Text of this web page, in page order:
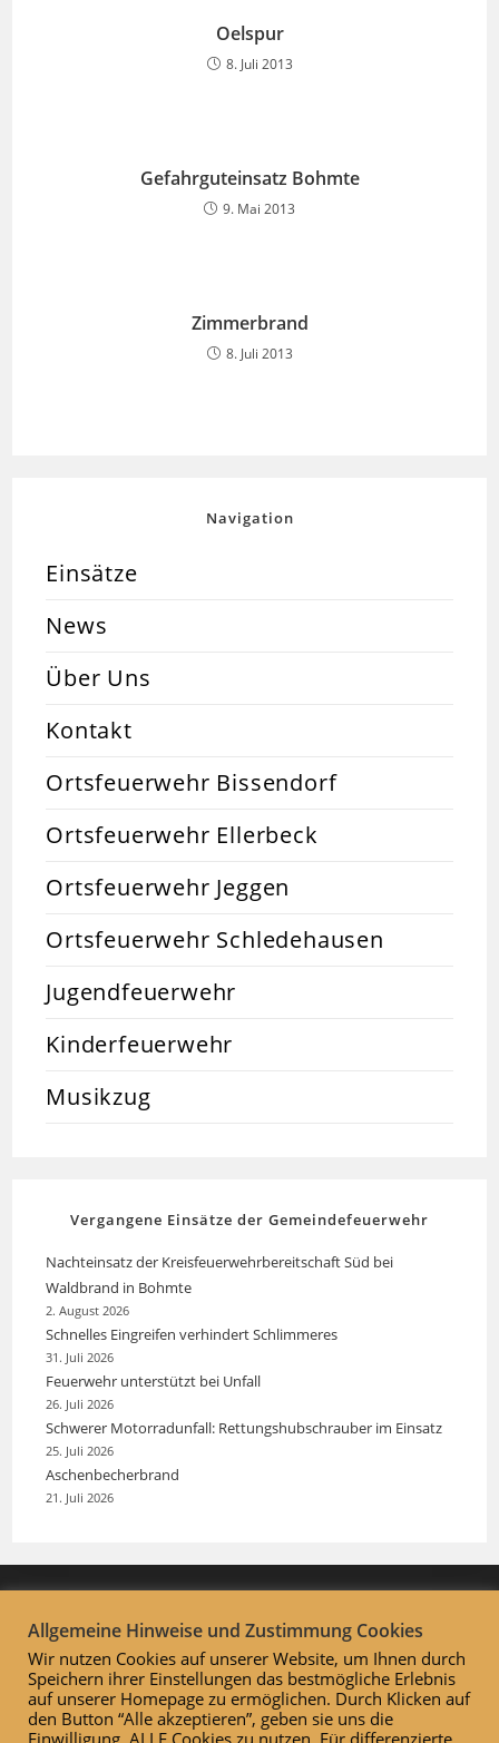
Oelspur
8. Juli 2013
Gefahrguteinsatz Bohmte
9. Mai 2013
Zimmerbrand
8. Juli 2013
Navigation
Einsätze
News
Über Uns
Kontakt
Ortsfeuerwehr Bissendorf
Ortsfeuerwehr Ellerbeck
Ortsfeuerwehr Jeggen
Ortsfeuerwehr Schledehausen
Jugendfeuerwehr
Kinderfeuerwehr
Musikzug
Vergangene Einsätze der Gemeindefeuerwehr
Nachteinsatz der Kreisfeuerwehrbereitschaft Süd bei
Waldbrand in Bohmte
2. August 2026
Schnelles Eingreifen verhindert Schlimmeres
31. Juli 2026
Feuerwehr unterstützt bei Unfall
26. Juli 2026
Schwerer Motorradunfall: Rettungshubschrauber im Einsatz
25. Juli 2026
Aschenbecherbrand
21. Juli 2026
Allgemeine Hinweise und Zustimmung Cookies
Wir nutzen Cookies auf unserer Website, um Ihnen durch
Speichern ihrer Einstellungen das bestmögliche Erlebnis
auf unserer Homepage zu ermöglichen. Durch Klicken auf
den Button “Alle akzeptieren”, geben sie uns die
Einwilligung, ALLE Cookies zu nutzen. Für differenzierte